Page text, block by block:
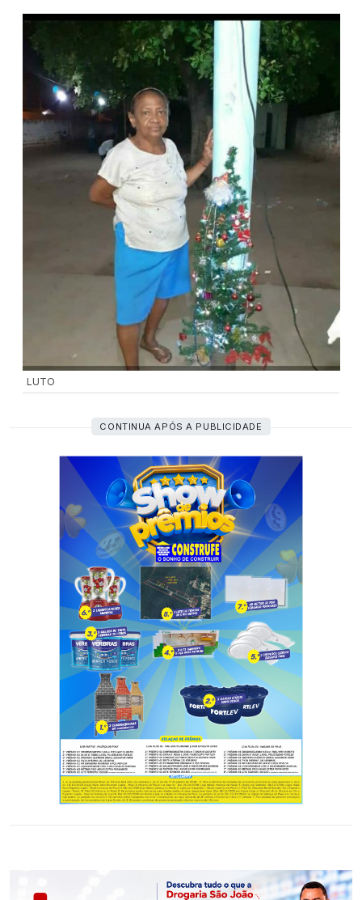
LUTO
CONTINUA APÓS A PUBLICIDADE